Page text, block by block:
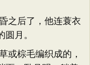
之后了，他连蓑衣
月。
或棕毛编织成的，